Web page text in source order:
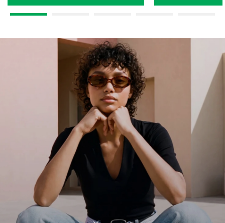
BERMUDE
Benetton muški šorts
POLO MAJICE
Benetton